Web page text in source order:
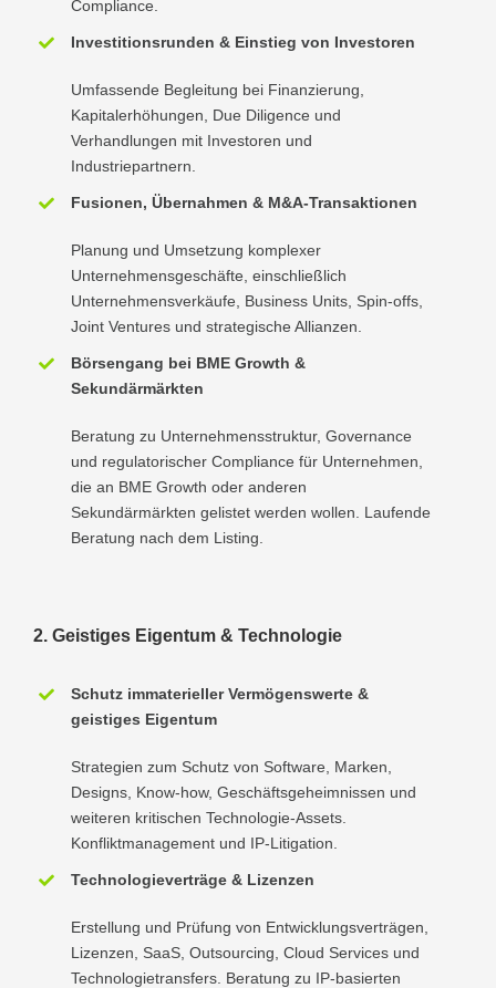
Compliance.
Investitionsrunden & Einstieg von Investoren
Umfassende Begleitung bei Finanzierung,
Kapitalerhöhungen, Due Diligence und
Verhandlungen mit Investoren und
Industriepartnern.
Fusionen, Übernahmen & M&A-Transaktionen
Planung und Umsetzung komplexer
Unternehmensgeschäfte, einschließlich
Unternehmensverkäufe, Business Units, Spin-offs,
Joint Ventures und strategische Allianzen.
Börsengang bei BME Growth &
Sekundärmärkten
Beratung zu Unternehmensstruktur, Governance
und regulatorischer Compliance für Unternehmen,
die an BME Growth oder anderen
Sekundärmärkten gelistet werden wollen. Laufende
Beratung nach dem Listing.
2. Geistiges Eigentum & Technologie
Schutz immaterieller Vermögenswerte &
geistiges Eigentum
Strategien zum Schutz von Software, Marken,
Designs, Know-how, Geschäftsgeheimnissen und
weiteren kritischen Technologie-Assets.
Konfliktmanagement und IP-Litigation.
Technologieverträge & Lizenzen
Erstellung und Prüfung von Entwicklungsverträgen,
Lizenzen, SaaS, Outsourcing, Cloud Services und
Technologietransfers. Beratung zu IP-basierten